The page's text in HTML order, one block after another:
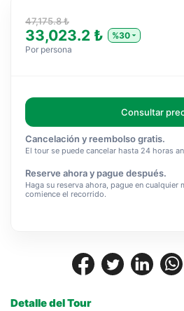
Detalle del Tour
47,175.8 ₺
33,023.2 ₺
%30
Por persona
Consultar
Cancelación y reembolso gratis.
El tour se puede cancelar hasta 24 horas
Reserve ahora y pague después.
Haga su reserva ahora, pague en cualquier
comience el recorrido.